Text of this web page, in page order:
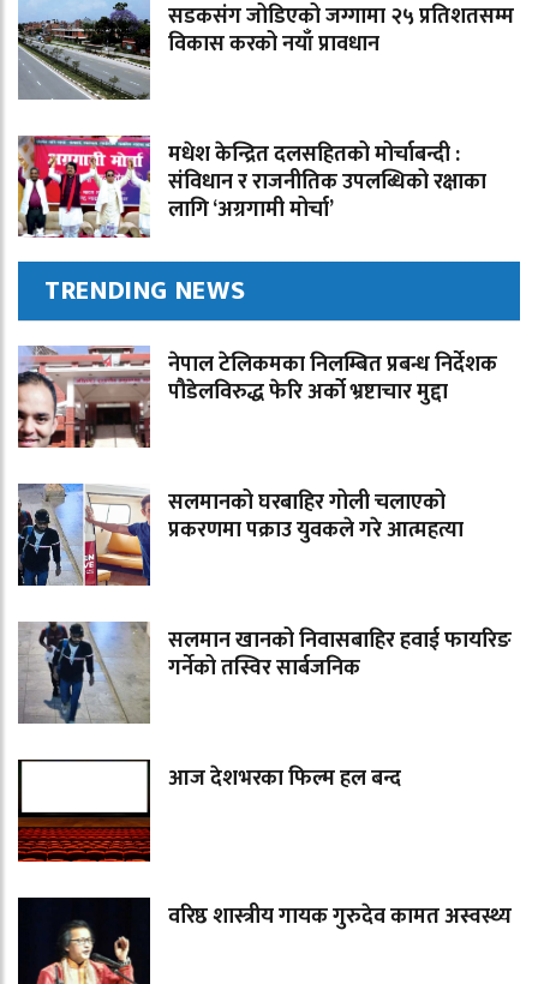
सडकसंग जोडिएको जग्गामा २५ प्रतिशतसम्म
विकास करको नयाँ प्रावधान
मधेश केन्द्रित दलसहितको मोर्चाबन्दी :
संविधान र राजनीतिक उपलब्धिको रक्षाका
लागि ‘अग्रगामी मोर्चा’
TRENDING NEWS
नेपाल टेलिकमका निलम्बित प्रबन्ध निर्देशक
पौडेलविरुद्ध फेरि अर्को भ्रष्टाचार मुद्दा
सलमानको घरबाहिर गोली चलाएको
प्रकरणमा पक्राउ युवकले गरे आत्महत्या
सलमान खानको निवासबाहिर हवाई फायरिङ
गर्नेको तस्विर सार्बजनिक
आज देशभरका फिल्म हल बन्द
वरिष्ठ शास्त्रीय गायक गुरुदेव कामत अस्वस्थ्य